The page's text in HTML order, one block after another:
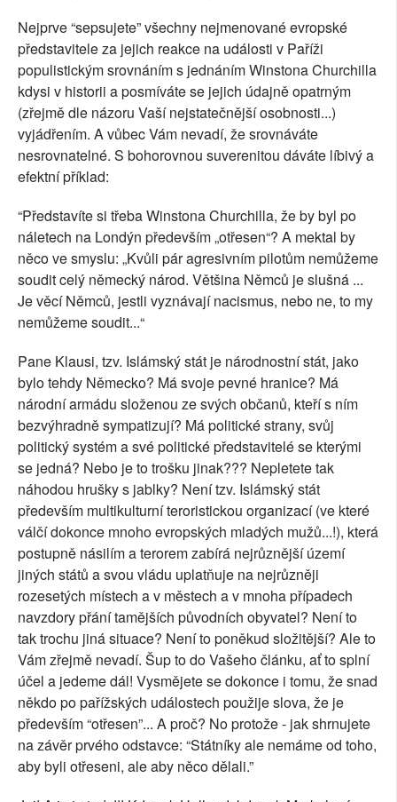
Nejprve “sepsujete” všechny nejmenované evropské
představitele za jejich reakce na události v Paříži
populistickým srovnáním s jednáním Winstona Churchilla
kdysi v historii a posmíváte se jejich údajně opatrným
(zřejmě dle názoru Vaší nejstatečnější osobnosti...)
vyjádřením. A vůbec Vám nevadí, že srovnáváte
nesrovnatelné. S bohorovnou suverenitou dáváte líbivý a
efektní příklad:
“Představíte si třeba Winstona Churchilla, že by byl po
náletech na Londýn především „otřesen“? A mektal by
něco ve smyslu: „Kvůli pár agresivním pilotům nemůžeme
soudit celý německý národ. Většina Němců je slušná ...
Je věcí Němců, jestli vyznávají nacismus, nebo ne, to my
nemůžeme soudit...“
Pane Klausi, tzv. Islámský stát je národnostní stát, jako
bylo tehdy Německo? Má svoje pevné hranice? Má
národní armádu složenou ze svých občanů, kteří s ním
bezvýhradně sympatizují? Má politické strany, svůj
politický systém a své politické představitelé se kterými
se jedná? Nebo je to trošku jinak??? Nepletete tak
náhodou hrušky s jablky? Není tzv. Islámský stát
především multikulturní teroristickou organizací (ve které
válčí dokonce mnoho evropských mladých mužů...!), která
postupně násilím a terorem zabírá nejrůznější území
jiných států a svou vládu uplatňuje na nejrůzněji
rozesetých místech a v městech a v mnoha případech
navzdory přání tamějších původních obyvatel? Není to
tak trochu jiná situace? Není to poněkud složitější? Ale to
Vám zřejmě nevadí. Šup to do Vašeho článku, ať to splní
účel a jedeme dál! Vysmějete se dokonce i tomu, že snad
někdo po pařížských událostech použije slova, že je
především “otřesen”... A proč? No protože - jak shrnujete
na závěr prvého odstavce: “Státníky ale nemáme od toho,
aby byli otřeseni, ale aby něco dělali.”